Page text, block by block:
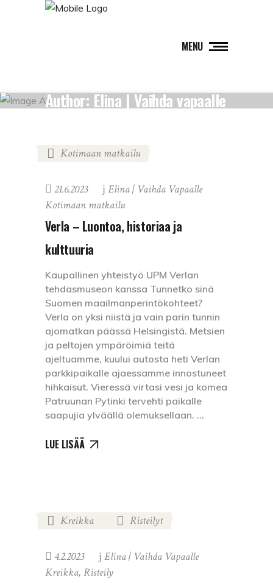
MENU
Author: Elina | Vaihda vapaalle
Kotimaan matkailu
21.6.2023
Elina | Vaihda Vapaalle
Kotimaan matkailu
Verla – Luontoa, historiaa ja
kulttuuria
Kaupallinen yhteistyö UPM Verlan
tehdasmuseon kanssa Tunnetko sinä
Suomen maailmanperintökohteet?
Verla on yksi niistä ja vain parin tunnin
ajomatkan päässä Helsingistä. Metsien
ja peltojen ympäröimiä teitä
ajeltuamme, kuului autosta heti Verlan
parkkipaikalle ajaessamme innostuneet
hihkaisut. Vieressä virtasi vesi ja komea
Patruunan Pytinki tervehti paikalle
saapujia ylväällä olemuksellaan.
LUE LISÄÄ
Kreikka Risteilyt
4.2.2023
Elina | Vaihda Vapaalle
Kreikka, Risteily